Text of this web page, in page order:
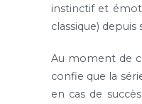
instinctif et
classique)
Au moment de
confie que la
en cas de